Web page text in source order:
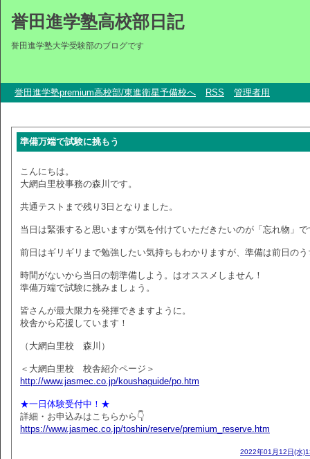
誉田進学塾高校部日記
誉田進学塾大学受験部のブログです
誉田進学塾premium高校部/東進衛星予備校へ RSS 管理者用
準備万端で試験に挑もう
こんにちは。
大網白里校事務の森川です。
共通テストまで残り3日となりました。
当日は緊張すると思いますが気を付けていただきたいのが「忘れ物」で
前日はギリギリまで勉強したい気持ちもわかりますが、準備は前日の
時間がないから当日の朝準備しよう。はオススメしません！
準備万端で試験に挑みましょう。
皆さんが最大限力を発揮できますように。
校舎から応援しています！
（大網白里校 森川）
＜大網白里校 校舎紹介ページ＞
http://www.jasmec.co.jp/koushaguide/po.htm
★一日体験受付中！★
詳細・お申込みはこちらから👇
https://www.jasmec.co.jp/toshin/reserve/premium_reserve.htm
2022年01月12日(水